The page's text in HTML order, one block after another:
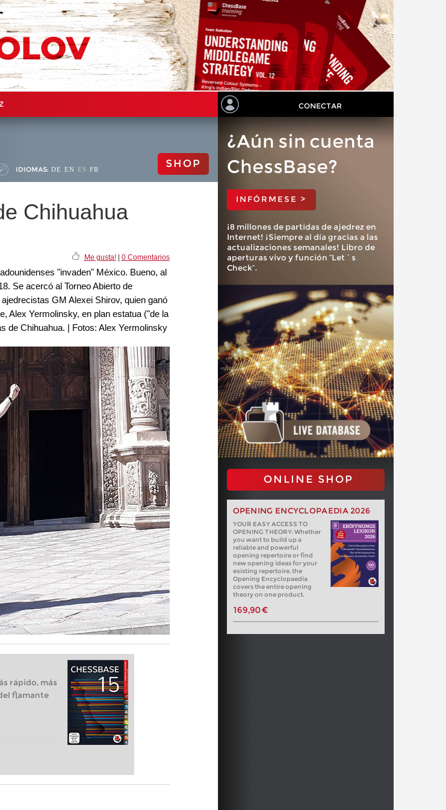
CONECTAR
IDIOMAS: DE EN ES FR SHOP
Chihuahua
Me gusta!| 0 Comentarios
"invaden" México. Bueno, al
Se acercó al Torneo Abierto de
GM Alexei Shirov, quien ganó
Alex Yermolinsky, en plan estatua ("de la
de Chihuahua. | Fotos: Alex Yermolinsky
rápido, más
flamante
¿Aún sin cuenta
ChessBase?
INFÓRMESE >
¡8 millones de partidas de ajedrez en
Internet! ¡Siempre al día gracias a las
actualizaciones semanales! Libro de
aperturas vivo y función “Let´s
Check”.
ONLINE SHOP
OPENING ENCYCLOPAEDIA 2026
YOUR EASY ACCESS TO
OPENING THEORY: Whether
you want to build up a
reliable and powerful
opening repertoire or find
new opening ideas for your
existing repertoire, the
Opening Encyclopaedia
covers the entire opening
theory on one product.
169,90 €